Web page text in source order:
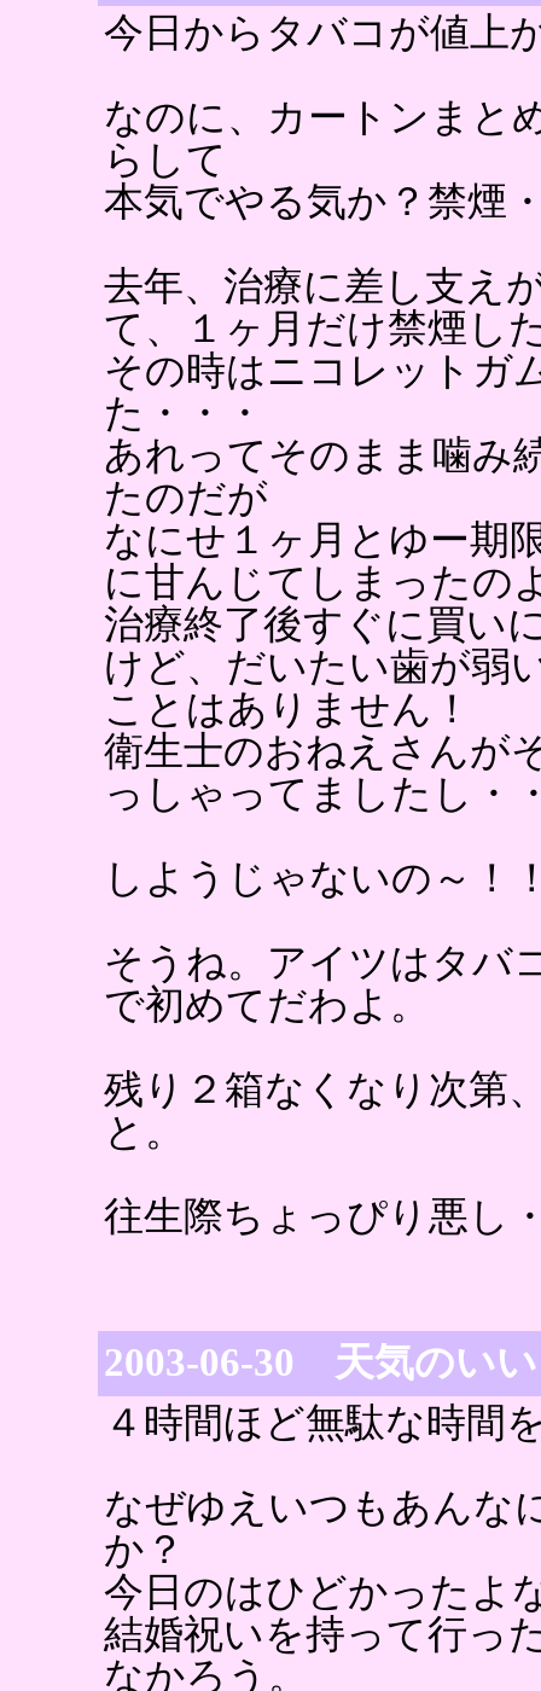
今日からタバコが値上
なのに、カートンまと
らして
本気でやる気か？禁煙
去年、治療に差し支え
て、１ヶ月だけ禁煙し
その時はニコレットガ
た・・・
あれってそのまま噛み
たのだが
なにせ１ヶ月とゆー期
に甘んじてしまったの
治療終了後すぐに買い
けど、だいたい歯が弱
ことはありません！
衛生士のおねえさんが
っしゃってましたし・
しようじゃないの～！
そうね。アイツはタバ
で初めてだわよ。
残り２箱なくなり次第
と。
往生際ちょっぴり悪し
2003-06-30 天気のい
４時間ほど無駄な時間
なぜゆえいつもあんな
か？
今日のはひどかったよ
結婚祝いを持って行っ
なかろう。